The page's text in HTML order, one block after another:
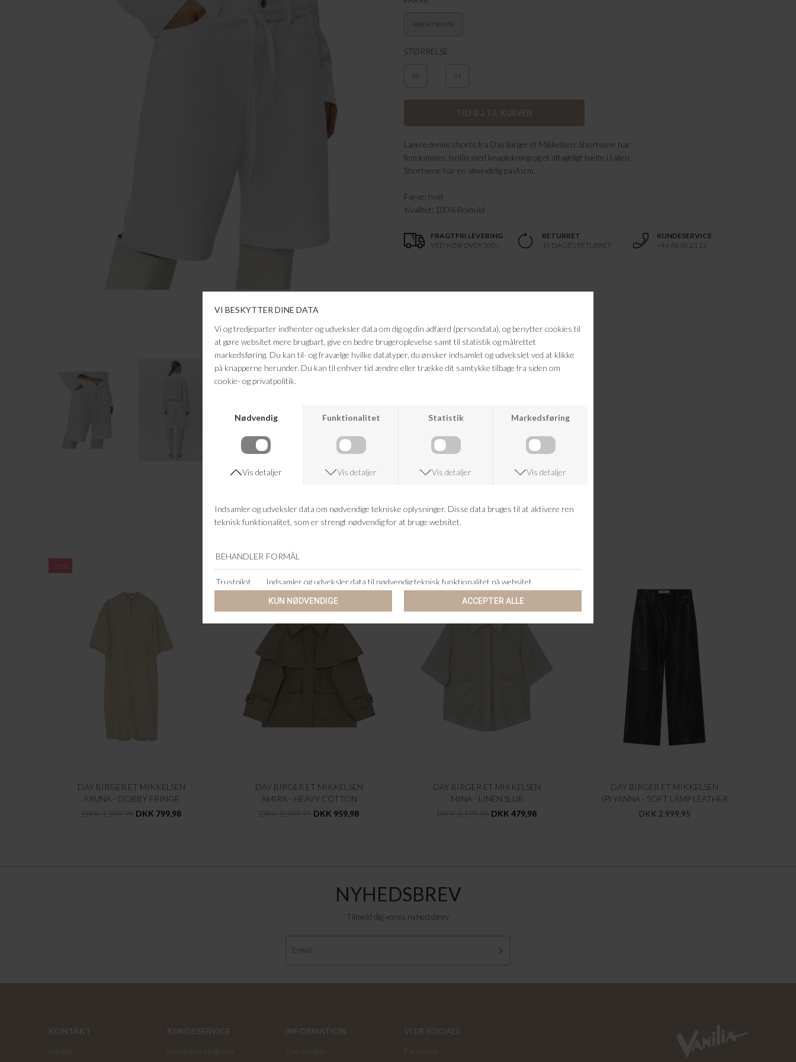
BRIGHT WHITE
STØRRELSE
32 34
Lækre denim shorts fra Day Birger ét Mikkelsen. Shortsene har
fem lommer, lynlås med knaplukning og et aftageligt bælte i taljen.
Shortsene har en almindelig pasform.
Farve: hvid
Kvalitet: 100% Bomuld
FRAGTFRI LEVERING
VED KØB OVER 500,-
RETURRET
14 DAGES RETURRET
KUNDESERVICE
+46 86 60 21 22
ANDRE KØBTE OGSÅ
-60%
DAY BIRGER ET MIKKELSEN
ARUNA - DOBBY FRINGE
DKK 1.999,95 DKK 799,98
DAY BIRGER ET MIKKELSEN
AMIRA - HEAVY COTTON
DKK 2.399,95 DKK 959,98
DAY BIRGER ET MIKKELSEN
MINA - LINEN SLUB
DKK 1.199,95 DKK 479,98
DAY BIRGER ET MIKKELSEN
(P) YANNA - SOFT LAMP LEATHER
DKK 2.999,95
NYHEDSBREV
Tilmeld dig vores nyhedsbrev
KONTAKT
KUNDESERVICE
INFORMATION
VI ER SOCIALE